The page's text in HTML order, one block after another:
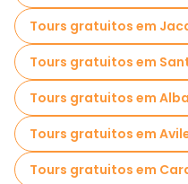
Visitas de degustação
Tours de Natal em
Passeios gratuitos de
Passeios a pé
Passeios de bicicleta
Tours gratuitos em
Tours gratuitos em
Tours gratuitos em
Tours gratuitos em
Tours gratuitos em